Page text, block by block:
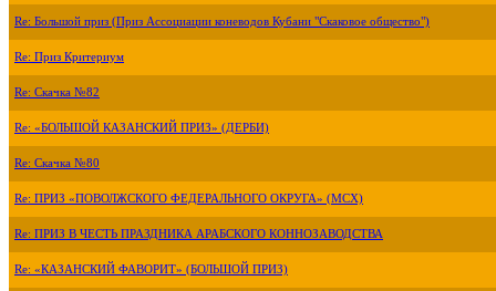
Re: Большой приз (Приз Ассоциации коневодов Кубани "Скаковое общество")
Re: Приз Критериум
Re: Скачка №82
Re: «БОЛЬШОЙ КАЗАНСКИЙ ПРИЗ» (ДЕРБИ)
Re: Скачка №80
Re: ПРИЗ «ПОВОЛЖСКОГО ФЕДЕРАЛЬНОГО ОКРУГА» (МСХ)
Re: ПРИЗ В ЧЕСТЬ ПРАЗДНИКА АРАБСКОГО КОННОЗАВОДСТВА
Re: «КАЗАНСКИЙ ФАВОРИТ» (БОЛЬШОЙ ПРИЗ)